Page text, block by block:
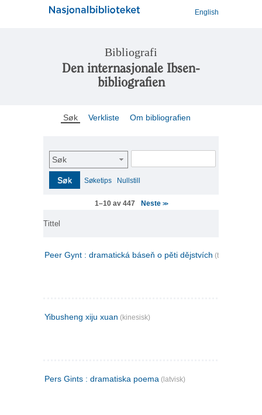
English
Bibliografi
Den internasjonale Ibsen-
bibliografien
Søk Verkliste Om bibliografien
Søk
Søk Søketips Nullstill
1–10 av 447 Neste >>
Tittel
Peer Gynt : dramatická báseň o pěti dějstvích (tsjekkisk)
Yibusheng xiju xuan (kinesisk)
Pers Gints : dramatiska poema (latvisk)